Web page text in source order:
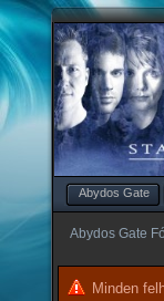
Abydos Gate
Abydos Gate
Minden